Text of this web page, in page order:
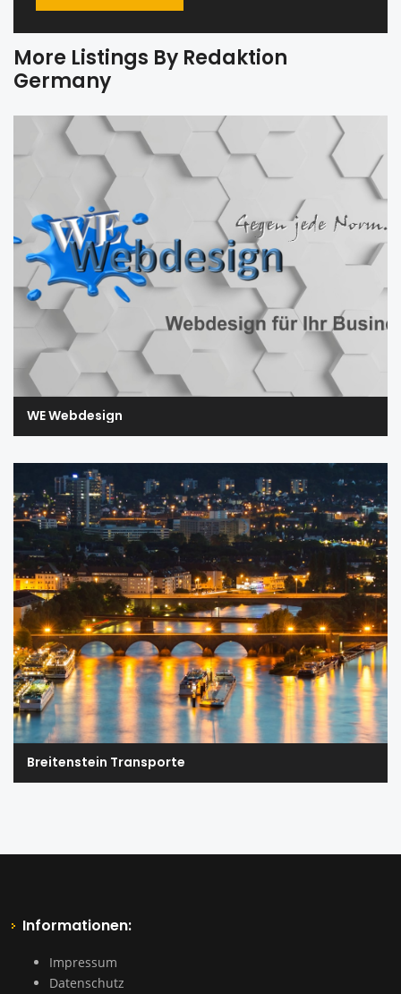
More Listings By Redaktion
Germany
WE Webdesign
Breitenstein Transporte
Informationen:
Impressum
Datenschutz